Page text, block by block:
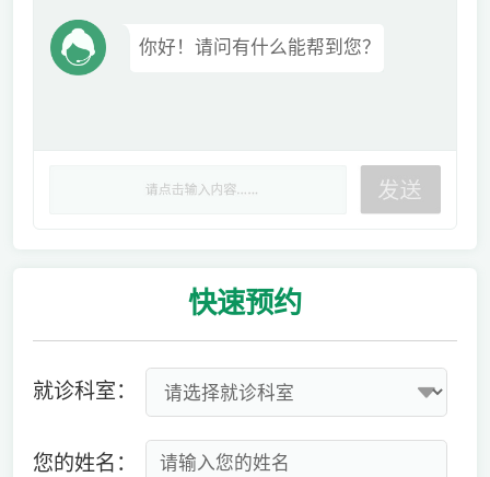
你好！请问有什么能帮到您？
快速预约
就诊科室：
您的姓名：